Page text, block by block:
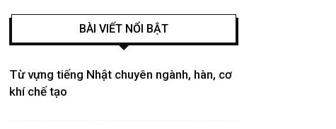
BÀI VIẾT NỔI BẬT
Từ vựng tiếng Nhật chuyên ngành, hàn, cơ
khí chế tạo